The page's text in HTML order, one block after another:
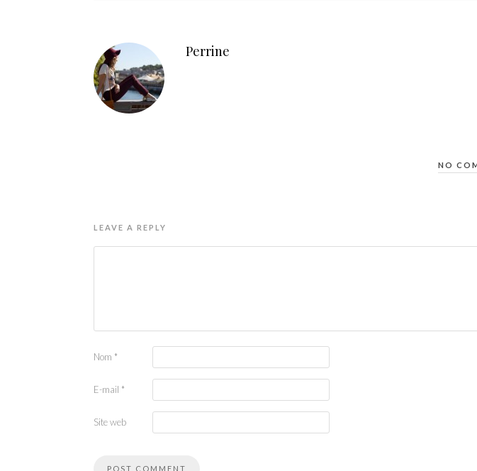
Perrine
NO
LEAVE A REPLY
Nom *
E-mail *
Site web